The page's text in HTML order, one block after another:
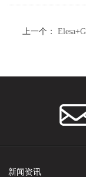
上一个：
新闻资讯